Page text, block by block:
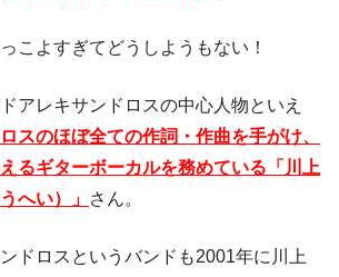
こよすぎてどうしようもない！
アレキサンドロスの中心人物といえ
スのほぼ全ての作詞・作曲を手がけ、
るギターボーカルを務めている「川上
へい）」 さん。
ドロスというバンドも2001年に川上